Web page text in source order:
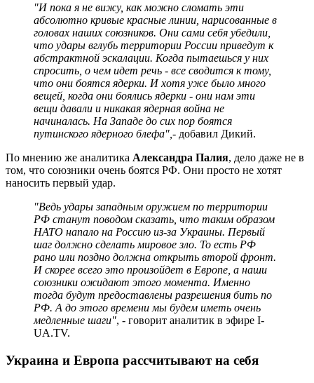
"И пока я не вижу, как можно сломать эти
абсолютно кривые красные линии, нарисованные в
головах наших союзников. Они сами себя убедили,
что удары вглубь территории России приведут к
абстрактной эскалации. Когда пытаешься у них
спросить, о чем идет речь - все сводится к тому,
что они боятся ядерки. И хотя уже было много
вещей, когда они боялись ядерки - они нам эти
вещи давали и никакая ядерная война не
начиналась. На Западе до сих пор боятся
путинского ядерного блефа", - добавил Дикий.
По мнению же аналитика Александра Палия, дело даже не в
том, что союзники очень боятся РФ. Они просто не хотят
наносить первый удар.
"Ведь удары западным оружием по территории
РФ станут поводом сказать, что таким образом
НАТО напало на Россию из-за Украины. Первый
шаг должно сделать мировое зло. То есть РФ
рано или поздно должна открыть второй фронт.
И скорее всего это произойдет в Европе, а наши
союзники ожидают этого момента. Именно
тогда будут предоставлены разрешения бить по
РФ. А до этого времени мы будем иметь очень
медленные шаги", - говорит аналитик в эфире I-
UA.TV.
Украина и Европа рассчитывают на себя